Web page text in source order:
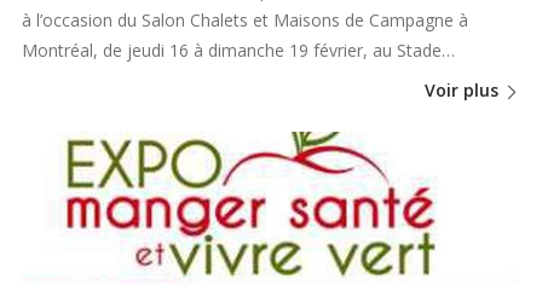
à l’occasion du Salon Chalets et Maisons de Campagne à
Montréal, de jeudi 16 à dimanche 19 février, au Stade…
Voir plus